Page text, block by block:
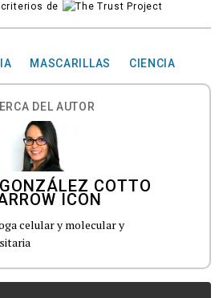
de
MASCARILLAS CIENCIA
DEL AUTOR
COTTO
celular y molecular y